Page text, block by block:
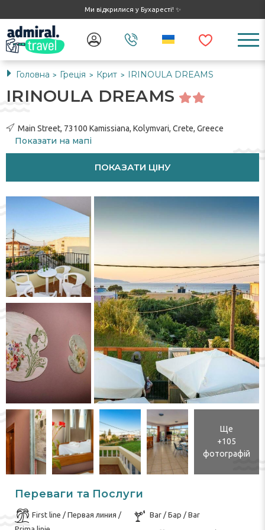
Ми відкрилися у Бухаресті! ✨
Головна > Греція > Крит > IRINOULA DREAMS
IRINOULA DREAMS
Main Street, 73100 Kamissiana, Kolymvari, Crete, Greece
Показати на мапі
ПОКАЗАТИ ЦІНУ
Ще
+105
фотографій
Переваги та Послуги
First line / Первая линия /
Bar / Бар / Bar